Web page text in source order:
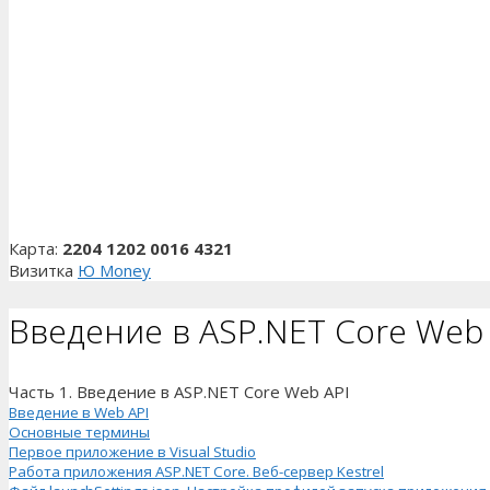
Карта: 2204 1202 0016 4321
Визитка Ю Money
Введение в ASP.NET Core Web
Часть 1. Введение в ASP.NET Core Web API
Введение в Web API
Основные термины
Первое приложение в Visual Studio
Работа приложения ASP.NET Core. Веб-сервер Kestrel